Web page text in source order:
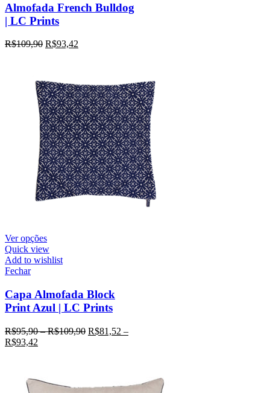
Almofada French Bulldog
| LC Prints
R$109,90 R$93,42
Ver opções
Quick view
Add to wishlist
Fechar
Capa Almofada Block
Print Azul | LC Prints
R$95,90–R$109,90 R$81,52 –
R$93,42